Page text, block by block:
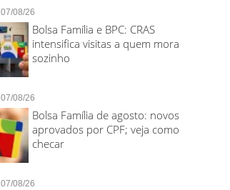
07/08/26
Bolsa Família e BPC: CRAS
intensifica visitas a quem mora
sozinho
07/08/26
Bolsa Família de agosto: novos
aprovados por CPF; veja como
checar
07/08/26